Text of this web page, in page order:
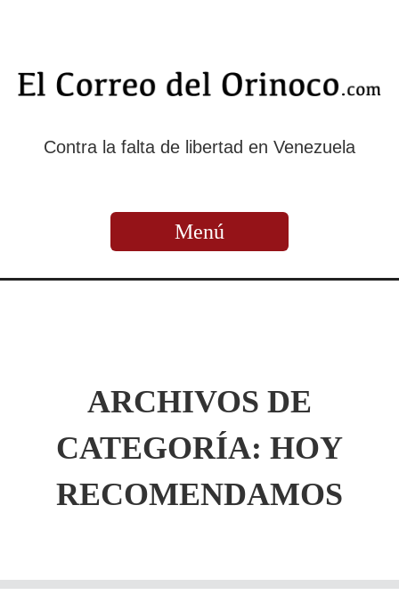
Contra la falta de libertad en Venezuela
Menú
ARCHIVOS DE
CATEGORÍA: HOY
RECOMENDAMOS